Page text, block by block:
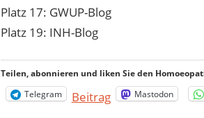
Platz 17: GWUP-Blog
Platz 19: INH-Blog
Teilen, abonnieren und liken Sie den
Telegram
Beitrag Mastodon